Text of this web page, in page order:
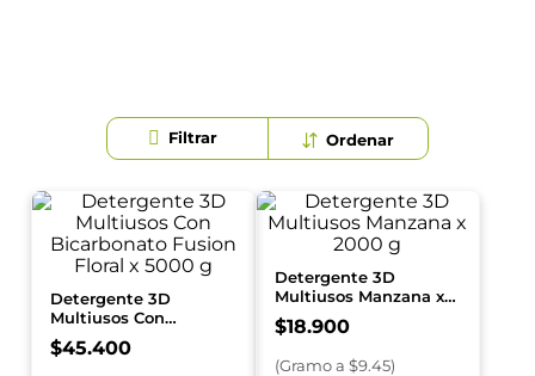
Detergente 3D
Multiusos Con
Bicarbonato Fusion
Floral x 5000 g
$45.400
Detergente 3D
Multiusos Manzana x
2000 g
$18.900
(Gramoa $9.45)